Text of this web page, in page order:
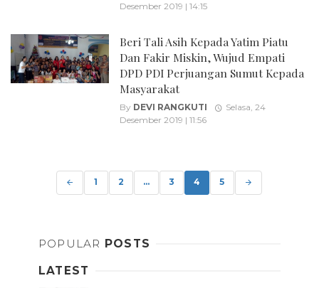
Desember 2019 | 14:15
Beri Tali Asih Kepada Yatim Piatu
Dan Fakir Miskin, Wujud Empati
DPD PDI Perjuangan Sumut Kepada
Masyarakat
By DEVI RANGKUTI
Selasa, 24
Desember 2019 | 11:56
navigation
1 2 ... 3 4 5
POPULAR POSTS
LATEST